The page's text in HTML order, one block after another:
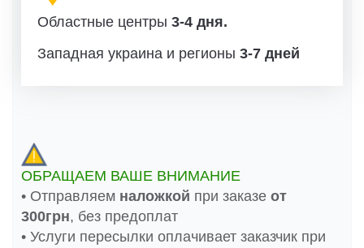
Областные центры 3-4 дня.
Западная украина и регионы 3-7 дней
ОБРАЩАЕМ ВАШЕ ВНИМАНИЕ
• Отправляем наложкой при заказе от
300грн, без предоплат
• Услуги пересылки оплачивает заказчик при